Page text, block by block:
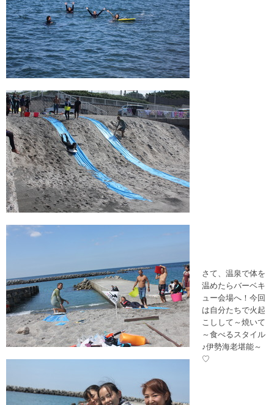
さて、温泉で体を
温めたらバーベキ
ュー会場へ！今回
は自分たちで火起
こしして～焼いて
～食べるスタイル
♪伊勢海老堪能～
♡